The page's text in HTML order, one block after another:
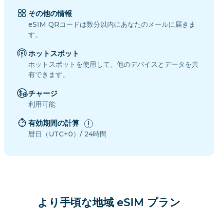
その他の情報
eSIM QRコードは数分以内にあなたのメールに届きま
す。
ホットスポット
ホットスポットを使用して、他のデバイスとデータを共
有できます。
チャージ
利用可能
有効期間の計算
暦日（UTC+0）/ 24時間
より手頃な地域 eSIM プラン